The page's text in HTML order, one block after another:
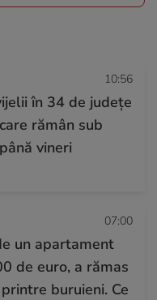
10:56
în 34 de județe
rămân sub
vineri
07:00
un apartament
de euro, a rămas
buruieni. Ce